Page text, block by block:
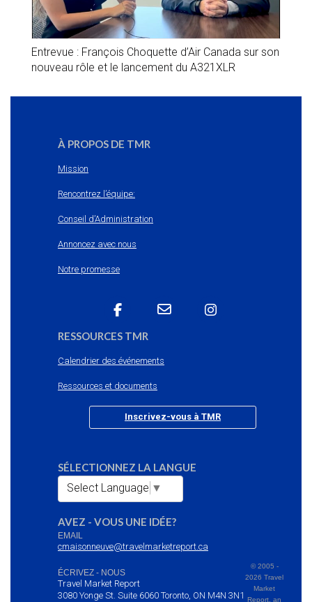
Entrevue : François Choquette d’Air Canada sur son
nouveau rôle et le lancement du A321XLR
À PROPOS DE TMR
Mission
Rencontrez l’équipe:
Conseil d’Administration
Annoncez avec nous
Notre promesse
RESSOURCES TMR
Calendrier des événements
Ressources et documents
Inscrivez-vous à TMR
SÉLECTIONNEZ LA LANGUE
Select Language ▼
AVEZ - VOUS UNE IDÉE?
EMAIL
cmaisonneuve@travelmarketreport.ca
ÉCRIVEZ - NOUS
Travel Market Report
3080 Yonge St. Suite 6060 Toronto, ON M4N 3N1
© 2005 -
2026 Travel
Market
Report, an